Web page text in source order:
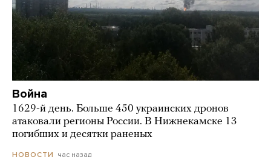
Война
1629-й день. Больше 450 украинских дронов
атаковали регионы России. В Нижнекамске 13
погибших и десятки раненых
НОВОСТИ час назад